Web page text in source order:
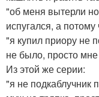
"об меня вытерли
испугался, а
"я купил приору не
не было, просто мне
Из этой же серии:
"я не подкаблучник